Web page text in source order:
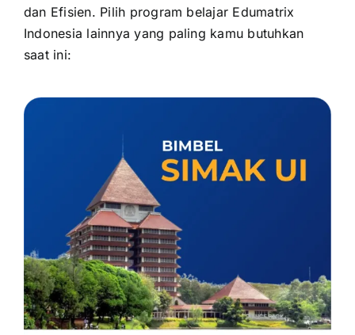
dan Efisien. Pilih program belajar Edumatrix
Indonesia lainnya yang paling kamu butuhkan
saat ini: